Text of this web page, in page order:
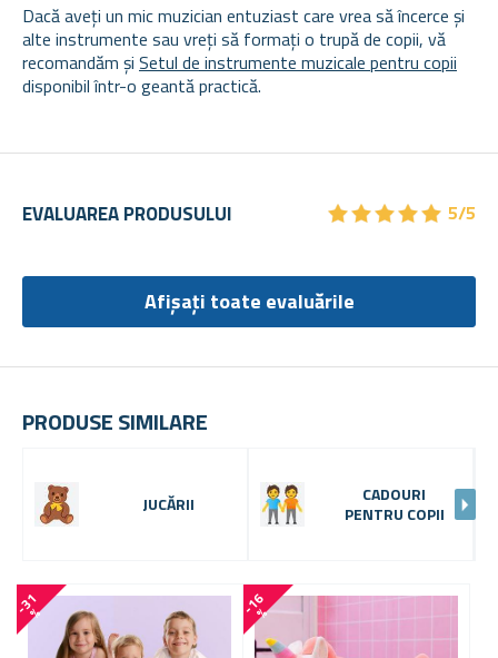
Dacă aveți un mic muzician entuziast care vrea să încerce și
alte instrumente sau vreți să formați o trupă de copii, vă
recomandăm și Setul de instrumente muzicale pentru copii
disponibil într-o geantă practică.
PRODUSE SIMILARE
JUCĂRII
CADOURI
PENTRU COPII
-
3
1
% -
1
6
%
EVALUAREA PRODUSULUI ★★★★★
★★★★★ 5/5
Afișați toate evaluările